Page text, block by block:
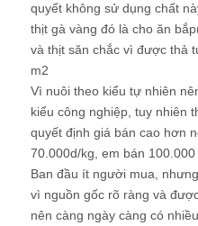
quyết không sử dụng chất
thịt gà vàng đó là cho ăn
và thịt săn chắc vì được thả
m2
Vì nuôi theo kiểu tự nhiên
kiểu công nghiệp, tuy nhiên
quyết định giá bán cao hơn
70.000d/kg, em bán 100.000
Ban đầu ít người mua,
vì nguồn gốc rõ ràng và
nên càng ngày càng có